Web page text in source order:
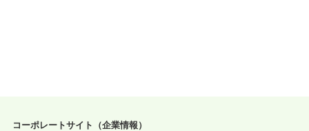
コーポレートサイト（企業情報）